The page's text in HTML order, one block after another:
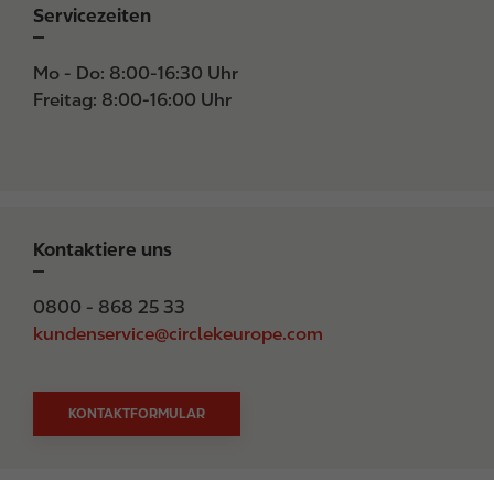
Servicezeiten
Mo - Do: 8:00-16:30 Uhr
Freitag: 8:00-16:00 Uhr
Kontaktiere uns
0800 - 868 25 33
kundenservice@circlekeurope.com
KONTAKTFORMULAR